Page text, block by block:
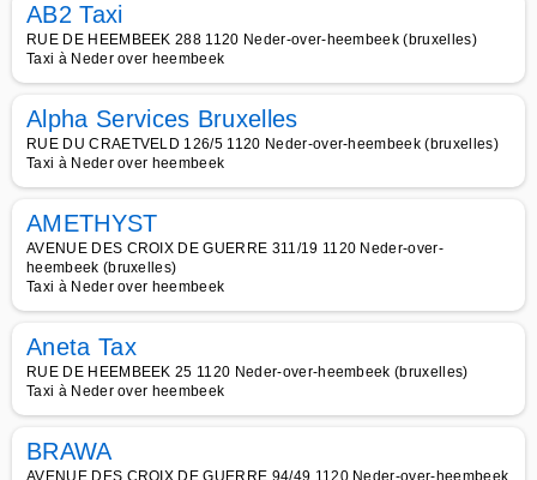
AB2 Taxi
RUE DE HEEMBEEK 288 1120 Neder-over-heembeek (bruxelles)
Taxi à Neder over heembeek
Alpha Services Bruxelles
RUE DU CRAETVELD 126/5 1120 Neder-over-heembeek (bruxelles)
Taxi à Neder over heembeek
AMETHYST
AVENUE DES CROIX DE GUERRE 311/19 1120 Neder-over-
heembeek (bruxelles)
Taxi à Neder over heembeek
Aneta Tax
RUE DE HEEMBEEK 25 1120 Neder-over-heembeek (bruxelles)
Taxi à Neder over heembeek
BRAWA
AVENUE DES CROIX DE GUERRE 94/49 1120 Neder-over-heembeek